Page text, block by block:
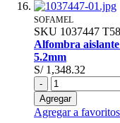
SOFAMEL
SKU 1037447
Alfombra aislante
5.2mm
S/ 1,348.32
-
Agregar
Agregar a favoritos